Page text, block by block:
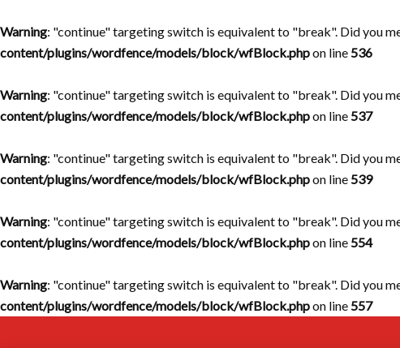
Warning: "continue" targeting switch is equivalent to "break". Did you
content/plugins/wordfence/models/block/wfBlock.phpon line536
Warning: "continue" targeting switch is equivalent to "break". Did you
content/plugins/wordfence/models/block/wfBlock.phpon line537
Warning: "continue" targeting switch is equivalent to "break". Did you
content/plugins/wordfence/models/block/wfBlock.phpon line539
Warning: "continue" targeting switch is equivalent to "break". Did you
content/plugins/wordfence/models/block/wfBlock.phpon line554
Warning: "continue" targeting switch is equivalent to "break". Did you
content/plugins/wordfence/models/block/wfBlock.phpon line557